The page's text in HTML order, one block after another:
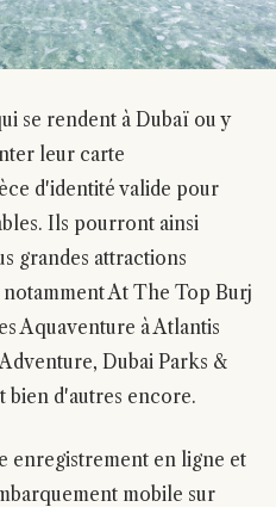
se rendent à Dubaï ou y
leur carte
d'identité valide pour
Ils pourront ainsi
grandes attractions
At The Top Burj
Aquaventure à Atlantis
Dubai Parks &
bien d'autres encore.
enregistrement en ligne et
mobile sur